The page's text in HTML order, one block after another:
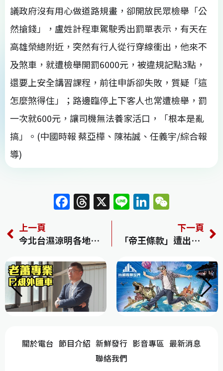
議政府沒有用心做道路規畫，卻開放民眾檢舉「公
然搶錢」，盧姓計程車駕駛秀出罰單表示，有天在
高雄榮總附近，突然有行人從行穿線衝出，他來不
及煞車，就遭檢舉開罰6000元，被違規記點3點，
還要上安全講習課程，前往申訴卻失敗，質疑「這
怎麼煞得住」；路邊臨停上下客人也常遭檢舉，罰
一次就600元，讓司機無法養家活口，「根本是亂
搞」。(中國時報 蔡亞樺、陳祐誠、任義宇/綜合報
導)
F
c
e
b
o
o
k
T
re
a
d
s
X Li
e
Li
k
e
dI
n
e
C
h
at
上一頁
今北台濕涼明各地回暖 週六起冷空氣一波波溫度持續下探
下一頁
「帝王條款」遭出征 吳若權挺國中生：提醒世人互相尊重的重要
關於電台 節目介紹 新鮮發行 影音專區 最新消息
聯絡我們